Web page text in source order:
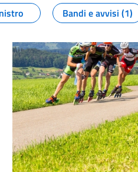
Bandi e avvisi (1)